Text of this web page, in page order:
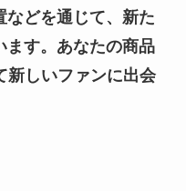
などを通じて、新た
ます。あなたの商品
新しいファンに出会